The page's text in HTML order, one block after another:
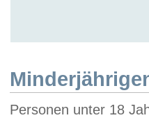
Personen unter 18